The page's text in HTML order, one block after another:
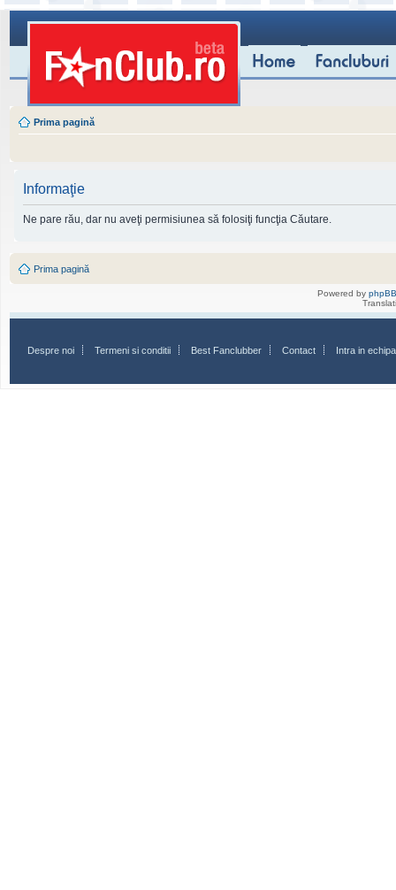
Prima pagină
Informaţie
Ne pare rău, dar nu aveţi permisiunea să folosiţi funcţia Căutare.
Prima pagină
Powered by phpBB
Despre noi Termeni si conditii Best Fanclubber Contact Intra in